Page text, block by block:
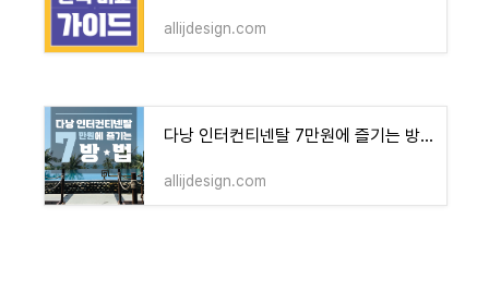
allijdesign.com
다낭 인터컨티넨탈 7만원에 즐기는 방법
allijdesign.com